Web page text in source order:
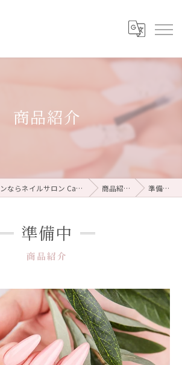
商品紹介
所沢のネイルサロンならネイルサロン Carlo 商品紹介 準備中
商品紹介
準備中